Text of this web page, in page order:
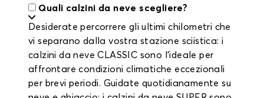
Quali calzini da neve scegliere?
Desiderate percorrere gli ultimi chilometri che
vi separano dalla vostra stazione sciistica: i
calzini da neve CLASSIC sono l'ideale per
affrontare condizioni climatiche eccezionali
per brevi periodi. Guidate quotidianamente su